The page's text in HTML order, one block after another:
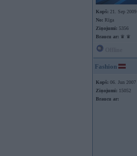
Kopš: 21. Sep 2009
No: Rīga
Ziņojumi: 5356
Braucu ar: ♛ ♛
Fashion
Kopš: 06. Jun 2007
Ziņojumi: 15052
Braucu ar: